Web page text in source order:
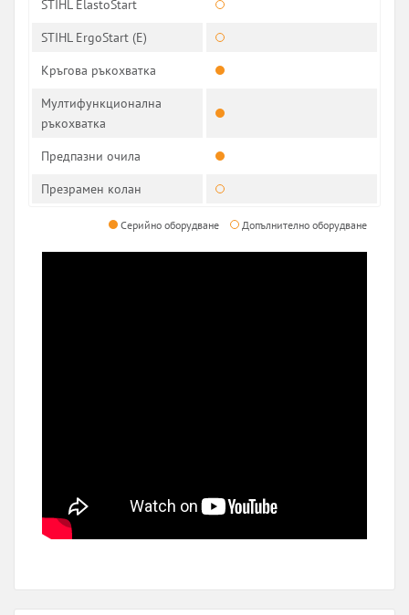
STIHL ElastoStart
STIHL ErgoStart (E)
Кръгова ръкохватка
Мултифункционална
ръкохватка
Предпазни очила
Презрамен колан
Серийно оборудване Допълнително оборудване